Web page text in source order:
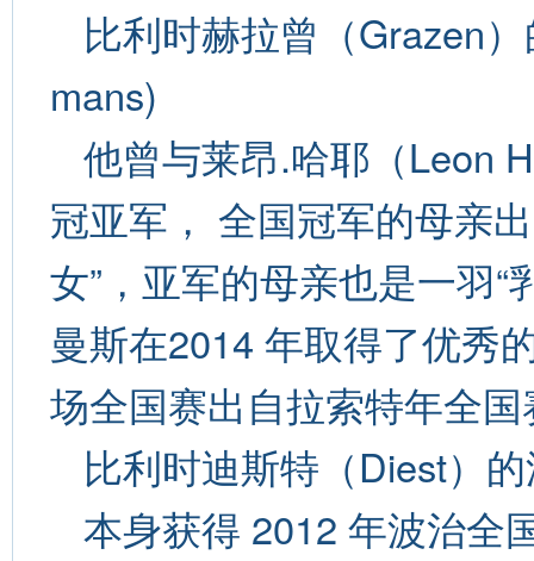
比利时赫拉曾（Grazen
mans)
他曾与莱昂.哈耶（Leon
冠亚军， 全国冠军的母亲
女”，亚军的母亲也是一羽
曼斯在2014 年取得了优秀
场全国赛出自拉索特年全
比利时迪斯特（Diest）
本身获得 2012 年波治全